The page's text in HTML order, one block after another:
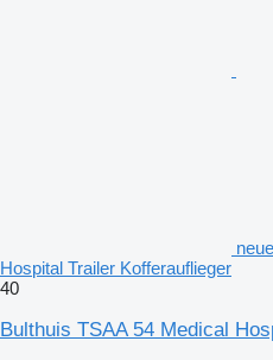
Hospital Trailer Kofferauflieger
40
Bulthuis TSAA 54 Medical